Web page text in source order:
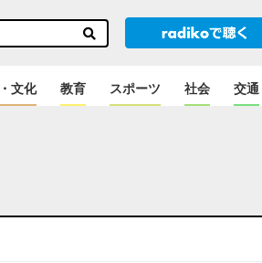
文化 教育 スポーツ 社会 交通